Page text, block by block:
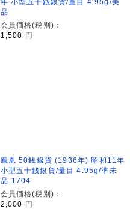
品
会員価格(税別)：
1,500 円
鳳凰 50銭銀貨 (1936年) 昭和11年
小型五十銭銀貨/量目 4.95g/準未
品-1704
会員価格(税別)：
2,000
円